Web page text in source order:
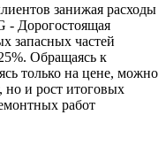
занижая расходы
Дорогостоящая
запасных частей
Обращаясь к
только на цене, можно
но и рост итоговых
работ